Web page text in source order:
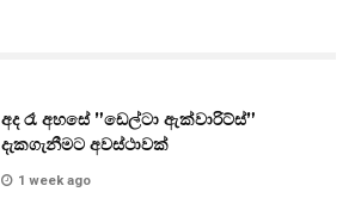
අද රෑ අහසේ ”ඩෙල්ටා ඇක්වාරිට්ස්”
දැකගැනීමට අවස්ථාවක්
1 week ago